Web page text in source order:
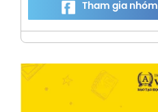
Tham gia nhóm